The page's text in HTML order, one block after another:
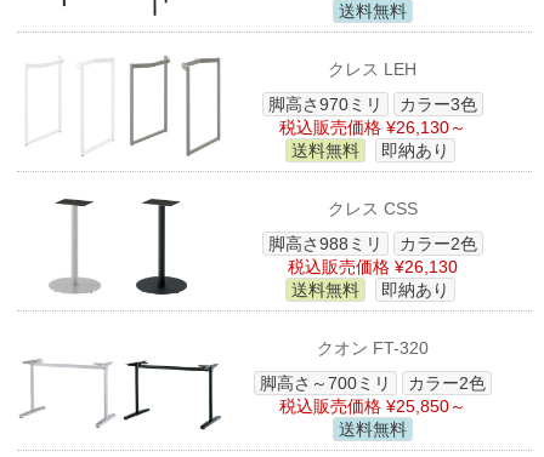
送料無料
クレス LEH
脚高さ970ミリ
カラー3色
税込販売価格 ¥26,130～
送料無料
即納あり
クレス CSS
脚高さ988ミリ
カラー2色
税込販売価格 ¥26,130
送料無料
即納あり
クオン FT-320
脚高さ～700ミリ
カラー2色
税込販売価格 ¥25,850～
送料無料